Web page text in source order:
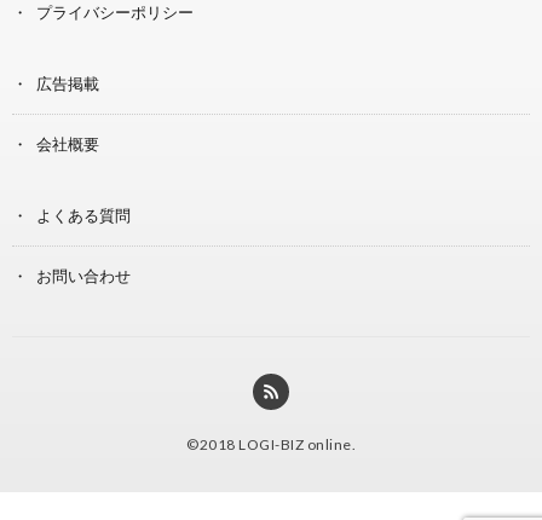
プライバシーポリシー
広告掲載
会社概要
よくある質問
お問い合わせ
©2018 LOGI-BIZ online